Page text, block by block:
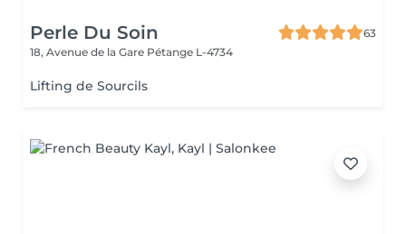
Perle Du Soin
63
18, Avenue de la Gare Pétange L-4734
Lifting de Sourcils